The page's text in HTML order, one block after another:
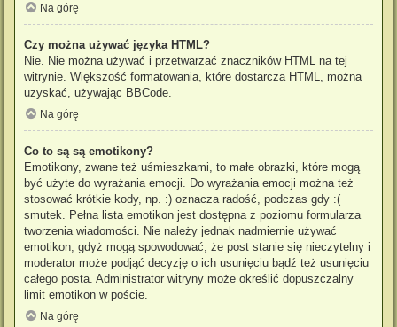
Na górę
Czy można używać języka HTML?
Nie. Nie można używać i przetwarzać znaczników HTML na tej
witrynie. Większość formatowania, które dostarcza HTML, można
uzyskać, używając BBCode.
Na górę
Co to są są emotikony?
Emotikony, zwane też uśmieszkami, to małe obrazki, które mogą
być użyte do wyrażania emocji. Do wyrażania emocji można też
stosować krótkie kody, np. :) oznacza radość, podczas gdy :(
smutek. Pełna lista emotikon jest dostępna z poziomu formularza
tworzenia wiadomości. Nie należy jednak nadmiernie używać
emotikon, gdyż mogą spowodować, że post stanie się nieczytelny i
moderator może podjąć decyzję o ich usunięciu bądź też usunięciu
całego posta. Administrator witryny może określić dopuszczalny
limit emotikon w poście.
Na górę